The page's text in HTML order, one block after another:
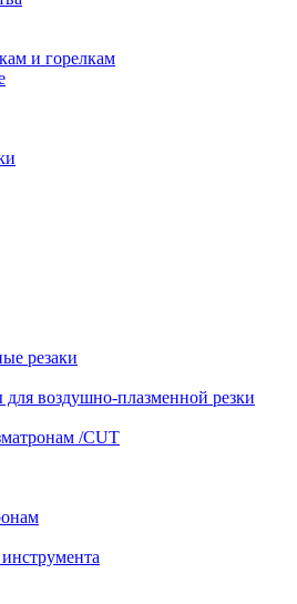
и горелкам
резаки
воздушно-плазменной резки
/CUT